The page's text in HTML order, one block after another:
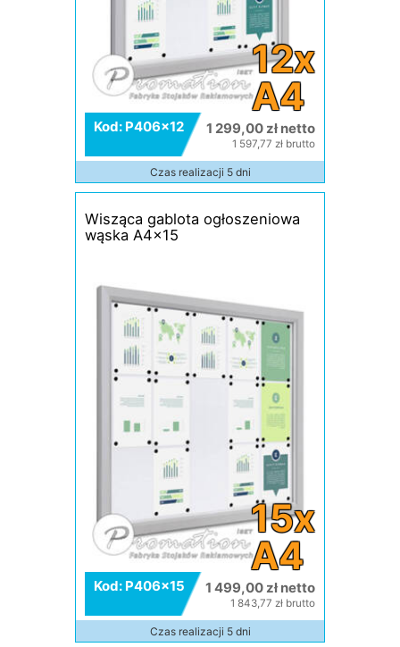
12x
A4
Kod: P406x12 1 299,00 zł netto
1 597,77 zł brutto
Czas realizacji 5 dni
Wisząca gablota ogłoszeniowa
wąska A4x15
15x
A4
Kod: P406x15 1 499,00 zł netto
1 843,77 zł brutto
Czas realizacji 5 dni